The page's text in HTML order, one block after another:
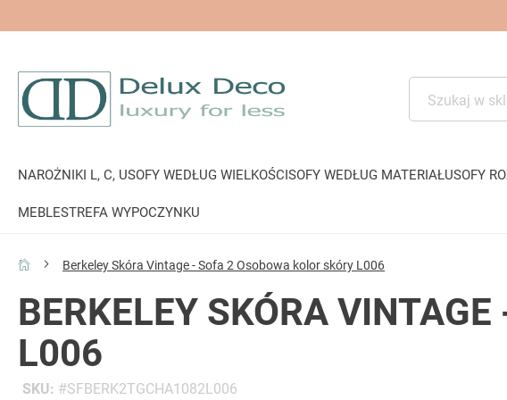
NAROŻNIKI L, C, USOFY WEDŁUG WIELKOŚCISOFY WEDŁUG MATERIAŁUSOFY
MEBLESTREFA WYPOCZYNKU
Berkeley Skóra Vintage - Sofa 2 Osobowa kolor skóry L006
BERKELEY SKÓRA
L006
SKU
SFBERK2TGCHA1082L006